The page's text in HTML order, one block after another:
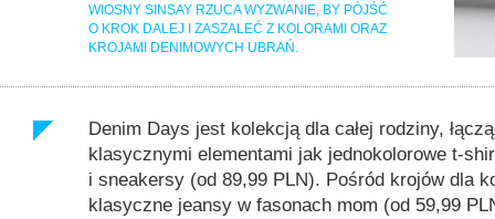
WIOSNY SINSAY RZUCA WYZWANIE, BY PÓJŚĆ
O KROK DALEJ I ZASZALEĆ Z KOLORAMI ORAZ
KROJAMI DENIMOWYCH UBRAŃ.
Denim Days jest kolekcją dla całej rodziny,
klasycznymi elementami jak jednokolorowe t-
i sneakersy (od 89,99 PLN). Pośród krojów dla
klasyczne jeansy w fasonach mom (od 59,99